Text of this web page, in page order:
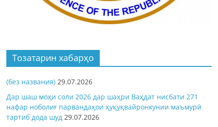
Тозатарин хабарҳо
(без названия) 29.07.2026
Дар шаш моҳи соли 2026 дар шаҳри Ваҳдат нисбати 271
нафар ноболиғ парвандаҳои ҳуқуқвайронкунии маъмурӣ
тартиб дода шуд 29.07.2026